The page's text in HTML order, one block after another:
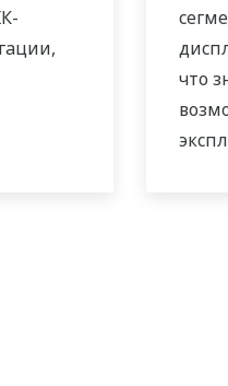
что